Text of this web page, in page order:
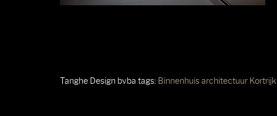
Tanghe Design bvba tags: Binnenhuis architectuur Kortrijk